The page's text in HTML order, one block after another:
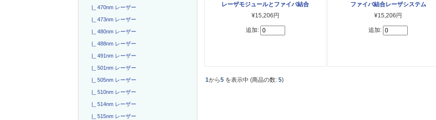
|_ 470nm レーザー
|_ 473nm レーザー
|_ 480nm レーザー
|_ 488nm レーザー
|_ 491nm レーザー
|_ 501nm レーザー
|_ 505nm レーザー
|_ 510nm レーザー
|_ 514nm レーザー
|_ 515nm レーザー
レーザモジュールとファイバ結合
¥15,206円
追加:
ファイバ結合レーザシステム
¥15,206円
追加:
1から5 を表示中 (商品の数:5)